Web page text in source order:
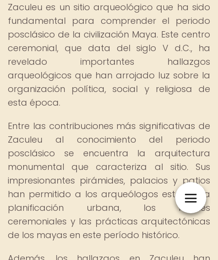
Zaculeu es un sitio arqueológico que ha sido
fundamental para comprender el periodo
posclásico de la civilización Maya. Este centro
ceremonial, que data del siglo V d.C., ha
revelado importantes hallazgos
arqueológicos que han arrojado luz sobre la
organización política, social y religiosa de
esta época.
Entre las contribuciones más significativas de
Zaculeu al conocimiento del periodo
posclásico se encuentra la arquitectura
monumental que caracteriza al sitio. Sus
impresionantes pirámides, palacios y patios
han permitido a los arqueólogos estudiar la
planificación urbana, los rituales
ceremoniales y las prácticas arquitectónicas
de los mayas en este período histórico.